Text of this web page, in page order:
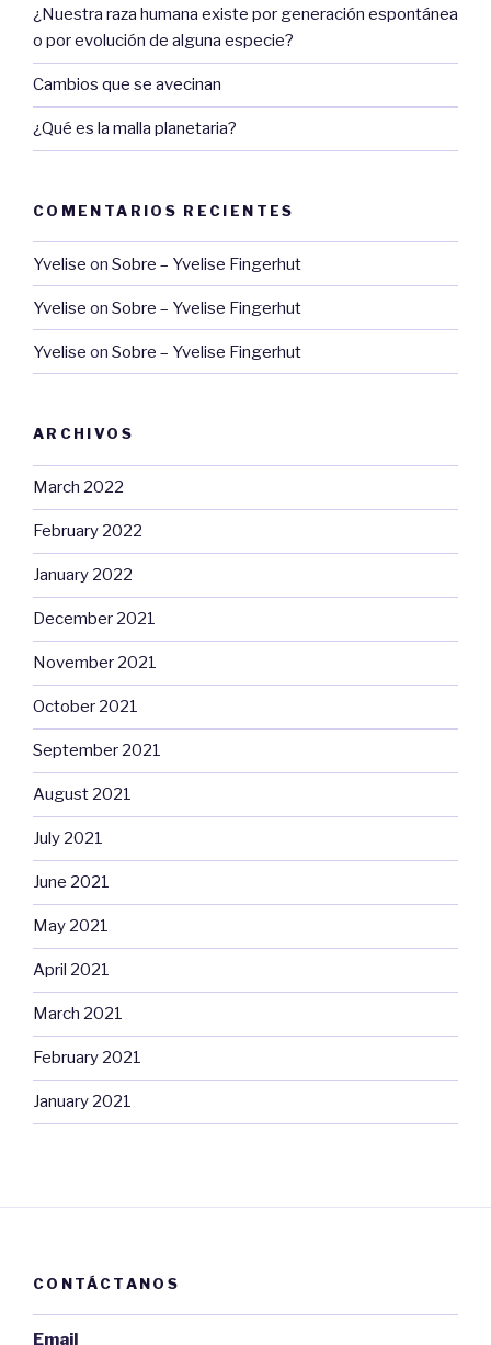
¿Nuestra raza humana existe por generación espontánea
o por evolución de alguna especie?
Cambios que se avecinan
¿Qué es la malla planetaria?
COMENTARIOS RECIENTES
Yvelise on Sobre – Yvelise Fingerhut
Yvelise on Sobre – Yvelise Fingerhut
Yvelise on Sobre – Yvelise Fingerhut
ARCHIVOS
March 2022
February 2022
January 2022
December 2021
November 2021
October 2021
September 2021
August 2021
July 2021
June 2021
May 2021
April 2021
March 2021
February 2021
January 2021
CONTÁCTANOS
Email